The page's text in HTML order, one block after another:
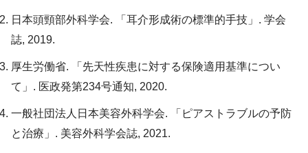
日本頭頸部外科学会. 「耳介形成術の標準的手技」. 学会
誌, 2019.
厚生労働省. 「先天性疾患に対する保険適用基準につい
て」. 医政発第234号通知, 2020.
一般社団法人日本美容外科学会. 「ピアストラブルの予防
と治療」. 美容外科学会誌, 2021.